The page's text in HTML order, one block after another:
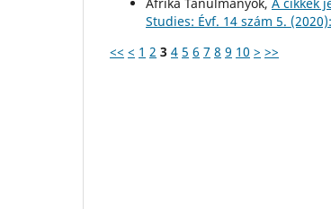
Studies: Évf. 14 szám 5.
<< < 1 2 3 4 5 6 7 8 9 10 > >>